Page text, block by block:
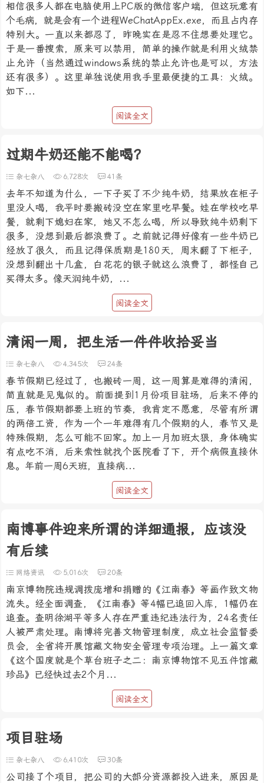
相信很多人都在电脑使用上PC版的微信客户端，但这玩意有
个毛病，就是会有一个进程WeChatAppEx.exe，而且占内存
特别大。一直以来都忍了，昨晚实在是忍不住想要处理它。
于是一番搜索，原来可以禁用，简单的操作就是利用火绒禁
止允许（当然通过windows系统的禁止允许也是可以，方法
还有很多）。这里单独说使用我手里最便捷的工具：火绒。
如下...
阅读全文
过期牛奶还能不能喝？
杂七杂八 6,728次 41条
去年不知道为什么，一下子买了不少纯牛奶，结果放在柜子
里没人喝，我平时要搬砖没空在家里吃早餐。娃在学校吃早
餐，就剩下媳妇在家，她又不怎么喝，所以导致纯牛奶剩下
很多，没想到最后都浪费了。之前就记得好像有一些牛奶已
经放了很久，而且记得保质期是180天，周末翻了下柜子，
没想到翻出十几盒，白花花的银子就这么浪费了，都怪自己
买得太多。像天润纯牛奶，...
阅读全文
清闲一周，把生活一件件收拾妥当
杂七杂八 4,345次 24条
春节假期已经过了，也搬砖一周，这一周算是难得的清闲，
简直就是见鬼似的。前面提到1月份项目驻场，后来不停的
压，春节假期都要上班的节奏，我肯定不愿意，尽管有所谓
的两倍工资，作为一个一年难得有几个假期的人，春节又是
特殊假期，怎么可能不回家。加上一月加班太狠，身体确实
有点吃不消，后来索性就找个医院看了下，开个病假直接休
息。年前一周6天班，直接病...
阅读全文
南博事件迎来所谓的详细通报，应该没
有后续
网络资讯 5,016次 20条
南京博物院违规调拨庞增和捐赠的《江南春》等画作致文物
流失。经全面调查，《江南春》等4幅已追回入库，1幅仍在
追查。查明徐湖平等多人存在严重违纪违法行为，24名责任
人被严肃处理。南博将完善文物管理制度，成立社会监督委
员会，全省将开展馆藏文物安全管理专项治理。上一篇文章
《这个国度就是个草台班子之二：南京博物馆不见五件馆藏
珍品》已经快过去2个月...
阅读全文
项目驻场
杂七杂八 6,410次 30条
公司接了个项目，把公司的大部分资源都投入进来，原因是